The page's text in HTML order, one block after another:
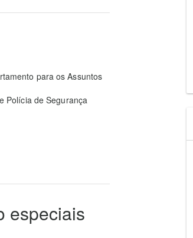
para os Assuntos
Polícia de Segurança
especiais